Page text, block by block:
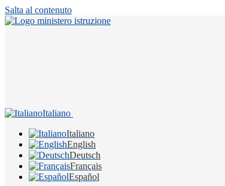
Salta al contenuto
Italiano
Italiano
English
Deutsch
Français
Español